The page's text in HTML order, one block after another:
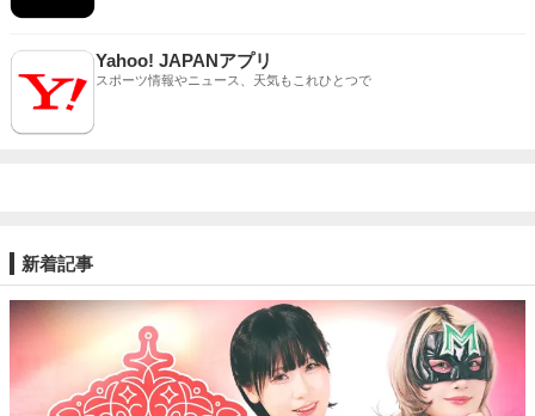
Yahoo! JAPANアプリ
スポーツ情報やニュース、天気もこれひとつで
新着記事